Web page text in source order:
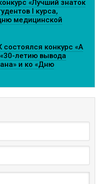
«Лучший знаток
I курса,
медицинской
конкурс «А
летию вывода
и ко «Дню